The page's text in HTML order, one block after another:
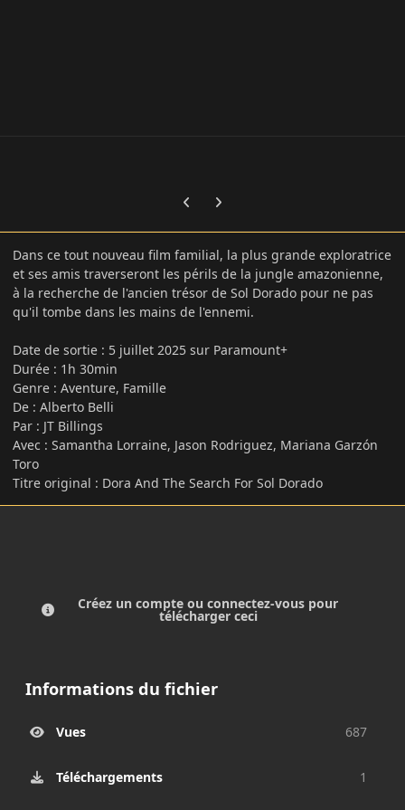
Previous carousel slide
Next carousel slide
Dans ce tout nouveau film familial, la plus grande exploratrice
et ses amis traverseront les périls de la jungle amazonienne,
à la recherche de l'ancien trésor de Sol Dorado pour ne pas
qu'il tombe dans les mains de l'ennemi.
Date de sortie : 5 juillet 2025 sur Paramount+
Durée : 1h 30min
Genre : Aventure, Famille
De : Alberto Belli
Par : JT Billings
Avec : Samantha Lorraine, Jason Rodriguez, Mariana Garzón
Toro
Titre original : Dora And The Search For Sol Dorado
Créez un compte ou connectez-vous pour
télécharger ceci
Informations du fichier
Vues 687
Téléchargements 1